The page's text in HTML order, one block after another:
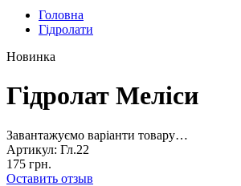
Головна
Гідролати
Новинка
Гідролат Меліси
Завантажуємо варіанти товару…
Артикул: Гл.22
175 грн.
Оставить отзыв